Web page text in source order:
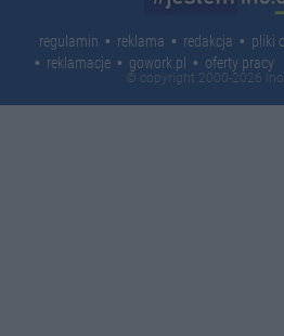
regulamin reklama redakcja pliki
reklamacje
gowork.pl oferty pracy
© copyright 2000-2026